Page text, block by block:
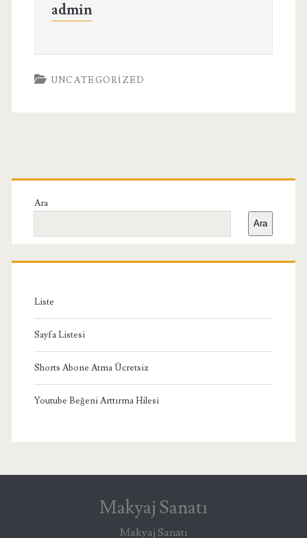
admin
UNCATEGORIZED
Birincil
Yan
Menü
Ara
Ara
Liste
Sayfa Listesi
Shorts Abone Atma Ücretsiz
Youtube Beğeni Arttırma Hilesi
Makyaj Sanatı
Makyaj Sanatı